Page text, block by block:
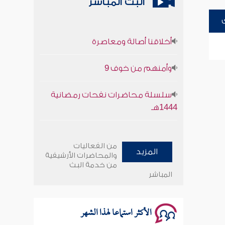
1444هـ
وأمنهم من خوف 9
المزيد
من الفعاليات
والمحاضرات الأرشيفية
من خدمة البث
المباشر
الأكثر استماعا لهذا الشهر